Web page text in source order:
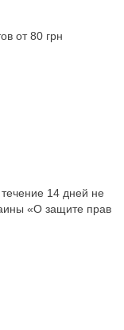
от 80 грн
14 дней не
«О защите прав